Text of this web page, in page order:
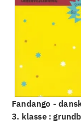
Fandango -
3. klasse :